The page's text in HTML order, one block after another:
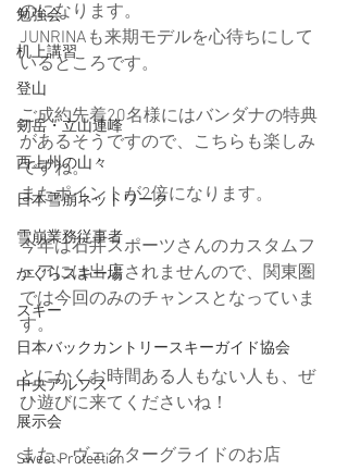
勉強会
机上講習
登山
剱岳・立山連峰
西上州の山々
日本雪崩ネットワーク
雪崩業務従事者
かぐらスキー場
スキー
日本バックカントリースキーガイド協会
中央アルプス
展示会
Sweet Protection
のになります。
JUNRINAも来期モデルを心待ちにして
いるところです。
ご成約先着20名様にはバンダナの特典
があるそうですので、こちらも楽しみ
ですね。
またポイントが2倍になります。
今年は石井スポーツさんのカスタムフ
ェアには出店されませんので、関東圏
では今回のみのチャンスとなっていま
す。
とにかくお時間ある人もない人も、ぜ
ひ遊びに来てくださいね！
また、ヴェクターグライドのお店